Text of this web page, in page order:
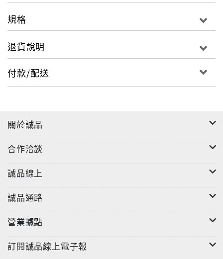
Without A Pass》之後，完成北歐《芬蘭三部曲》的最
終篇章。
郭利斯馬基開始執導劇情長片以來，不但是坎城和柏林
兩大國際影展的常客，前前後後更是榮獲五次芬蘭國家
電影獎（Jussi Award）的最佳導演。去年秋天，歐洲
蘭的傳統民謠和當代樂曲，隨著沉靜的影像流動，牽動
接點出外表完美而精細的現代都市，內在其實是一個將
典之作《城市之光 City Lights》有著神似之處，兩位導
種情緒，無法取巧或是輕描淡寫直接帶過。男主角個性
規格
退貨說明
付款/配送
關於誠品
合作洽談
誠品線上
誠品通路
營業據點
訂閱誠品線上電子報